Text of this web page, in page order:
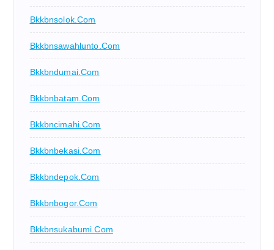
Bkkbnsolok.com
Bkkbnsawahlunto.com
Bkkbndumai.com
Bkkbnbatam.com
Bkkbncimahi.com
Bkkbnbekasi.com
Bkkbndepok.com
Bkkbnbogor.com
Bkkbnsukabumi.com